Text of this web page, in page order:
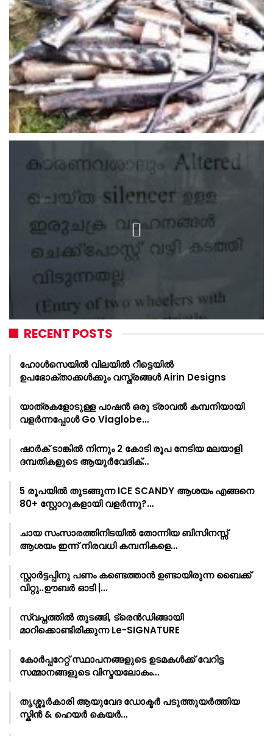
RECENT POSTS
ഹോൾസെയിൽ വിലയിൽ റീട്ടെയിൽ
ഉപഭോക്താക്കൾക്കും വസ്ത്രങ്ങൾ Airin Designs
യാത്രകളോടുള്ള പാഷൻ ഒരു ട്രാവൽ കമ്പനിയായി
വളർന്നപ്പോൾ Go Viaglobe…
ഷാർക്‌ ടാങ്കിൽ നിന്നും 2 കോടി രൂപ നേടിയ മലയാളി
ദമ്പതികളുടെ ആയുർവേദിക്…
5 രൂപയിൽ തുടങ്ങുന്ന ICE SCANDY ആശയം എങ്ങനെ
80+ സ്റ്റോറുകളായി വളർന്നു?…
ചായ സംസാരത്തിനിടയിൽ തോന്നിയ ബിസിനസ്സ്
ആശയം ഇന്ന് നിരവധി കമ്പനികളെ…
സ്റ്റാർട്ടപ്പിനു പണം കണ്ടെത്താൻ ഉണ്ടായിരുന്ന ബൈക്ക്
വിറ്റു..ഊബർ ഓടി |…
സ്വപ്നത്തിൽ തുടങ്ങി, ട്രെൻഡിങ്ങായി
മാറിക്കൊണ്ടിരിക്കുന്ന Le-SIGNATURE
കോർപ്പറേറ്റ് സ്ഥാപനങ്ങളുടെ ഉടമകൾക്ക് വേറിട്ട
സമ്മാനങ്ങളുടെ വിസ്മയലോകം…
തൃശ്ശൂർകാരി ആയുവേദ ഡോക്ടർ പടുത്തുയർത്തിയ
സ്കിൻ & ഹെയർ കെയർ…